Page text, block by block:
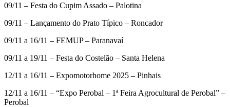
09/11 – Festa do Cupim Assado – Palotina
09/11 – Lançamento do Prato Típico – Roncador
09/11 a 16/11 – FEMUP – Paranavaí
09/11 a 19/11 – Festa do Costelão – Santa Helena
12/11 a 16/11 – Expomotorhome 2025 – Pinhais
12/11 a 16/11 – “Expo Perobal – 1ª Feira Agrocultural de Perobal” –
Perobal